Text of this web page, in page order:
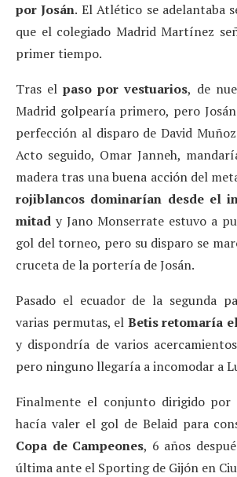
por Josán. El Atlético se adelantaba
que el colegiado Madrid Martínez
primer tiempo.
Tras elpaso por vestuarios, de
Madrid golpearía primero, pero
perfección al disparo de David
Acto seguido, Omar Janneh,
madera tras una buena acción del
rojiblancos dominarían desde el
mitad y Jano Monserrate estuvo a
gol del torneo, pero su disparo se
cruceta de la portería de Josán.
Pasado el ecuador de la segunda
varias permutas, el Betis retomaría
y dispondría de varios
pero ninguno llegaría a incomodar a
Finalmente el conjunto dirigido por
hacía valer el gol de Belaid para
Copa de Campeones, 6 años
última ante el Sporting de Gijón en